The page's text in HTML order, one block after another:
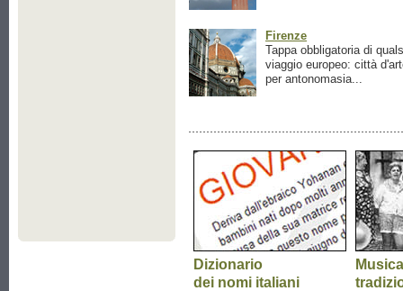
Firenze
Tappa obbligatoria di
viaggio europeo: città
per antonomasia...
Dizionario
dei nomi italiani
Musica